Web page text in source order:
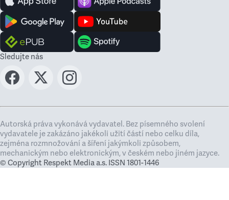
Sledujte nás
Autorská práva vykonává vydavatel. Bez písemného svolení
vydavatele je zakázáno jakékoli užití částí nebo celku díla,
zejména rozmnožování a šíření jakýmkoli způsobem,
mechanickým nebo elektronickým, v českém nebo jiném jazyce.
© Copyright Respekt Media a.s. ISSN 1801-1446